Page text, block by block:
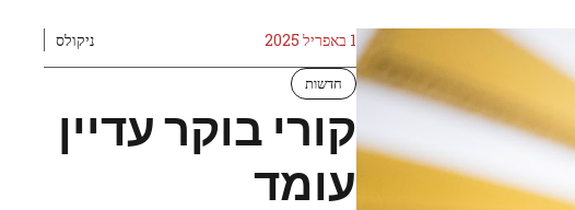
1 באפריל 2025 ניקולס
חדשות
קורי בוקר עדיין
עומד